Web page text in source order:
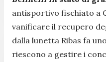
antisportivo fischiato a
vanificare il recupero
dalla lunetta Ribas fa
riescono a gestire i